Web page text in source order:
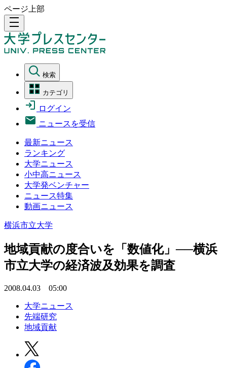
ページ上部
density_medium
検索
カテゴリ
ログイン
ニュースを受信
最新ニュース
ランキング
大学ニュース
小中高ニュース
大学発ベンチャー
ニュース特集
動画ニュース
横浜市立大学
地域貢献の度合いを「数値化」──横浜
市立大学の経済波及効果を調査
2008.04.03 05:00
大学ニュース
先端研究
地域貢献